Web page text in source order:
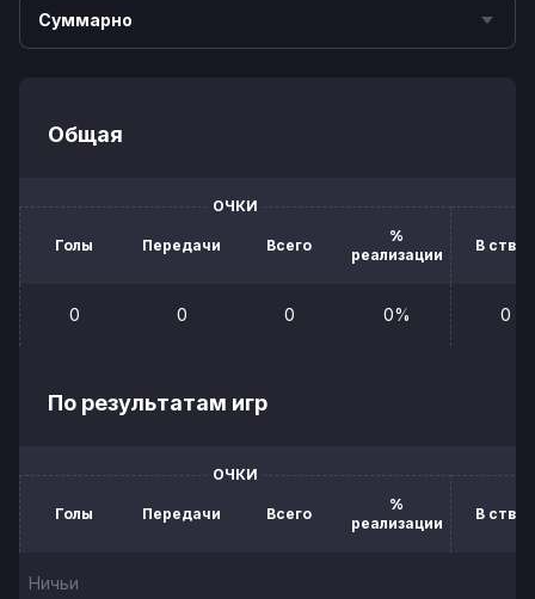
Суммарно
Общая
ОЧКИ
Голы Передачи Всего
%
реализации
В створ
0 0 0 0% 0
По результатам игр
ОЧКИ
Голы Передачи Всего
%
реализации
В створ
Ничьи